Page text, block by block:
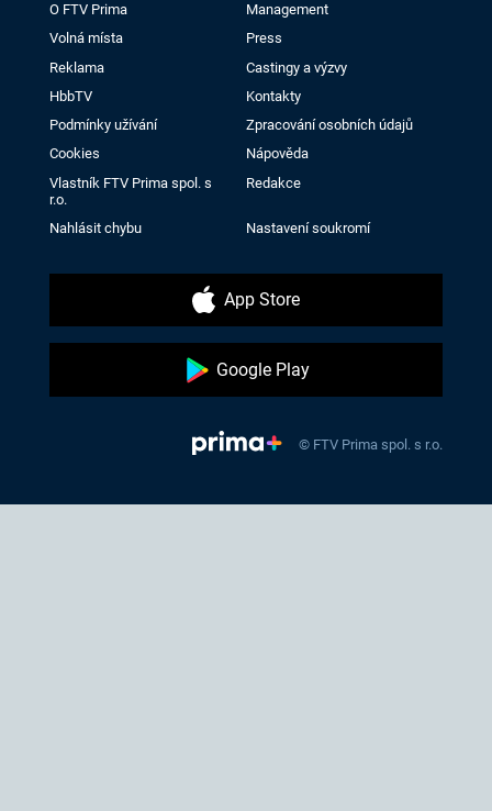
O FTV Prima
Management
Volná místa
Press
Reklama
Castingy a výzvy
HbbTV
Kontakty
Podmínky užívání
Zpracování osobních údajů
Cookies
Nápověda
Vlastník FTV Prima spol. s
r.o.
Redakce
Nahlásit chybu Nastavení soukromí
App Store
Google Play
© FTV Prima spol. s r.o.